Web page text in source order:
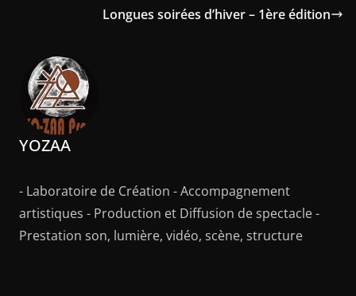
Longues soirées d’hiver – 1ère édition
YOZAA
- Laboratoire de Création - Accompagnement
artistiques - Production et Diffusion de spectacle -
Prestation son, lumière, vidéo, scène, structure